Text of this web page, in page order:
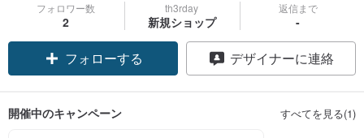
フォロワー数
2
th3rday
新規ショップ
返信まで
-
フォローする デザイナーに連絡
開催中のキャンペーン すべてを見る(1)